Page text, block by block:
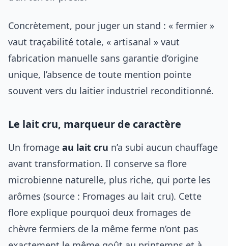
Concrètement, pour juger un stand : « fermier »
vaut traçabilité totale, « artisanal » vaut
fabrication manuelle sans garantie d’origine
unique, l’absence de toute mention pointe
souvent vers du laitier industriel reconditionné.
Le lait cru, marqueur de caractère
Un fromage au lait cru n’a subi aucun chauffage
avant transformation. Il conserve sa flore
microbienne naturelle, plus riche, qui porte les
arômes (source : Fromages au lait cru). Cette
flore explique pourquoi deux fromages de
chèvre fermiers de la même ferme n’ont pas